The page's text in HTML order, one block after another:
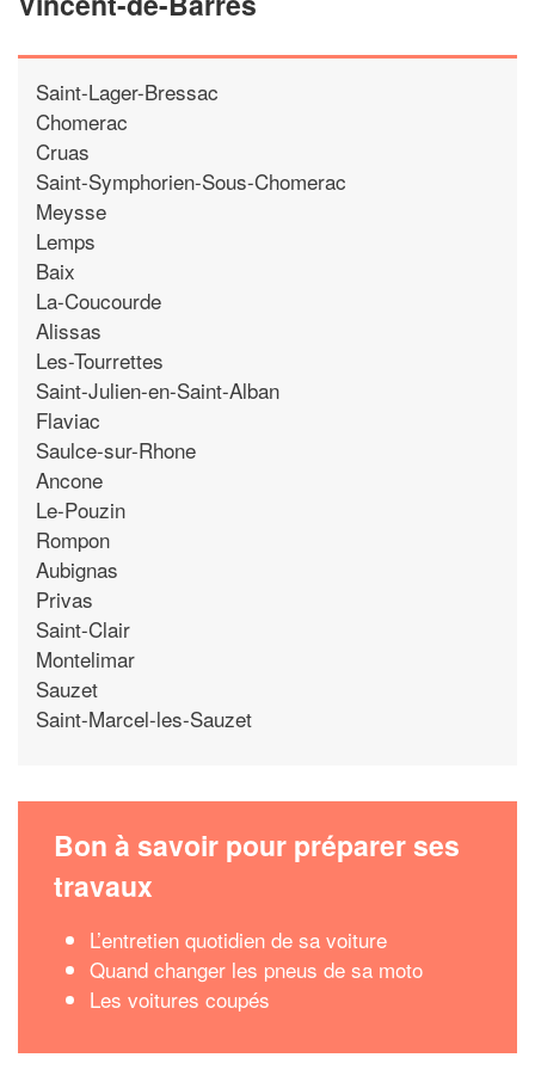
Saint-Lager-Bressac
Chomerac
Cruas
Saint-Symphorien-Sous-Chomerac
Meysse
Lemps
Baix
La-Coucourde
Alissas
Les-Tourrettes
Saint-Julien-en-Saint-Alban
Flaviac
Saulce-sur-Rhone
Ancone
Le-Pouzin
Rompon
Aubignas
Privas
Saint-Clair
Montelimar
Sauzet
Saint-Marcel-les-Sauzet
Bon à savoir pour préparer ses
travaux
L’entretien quotidien de sa voiture
Quand changer les pneus de sa moto
Les voitures coupés